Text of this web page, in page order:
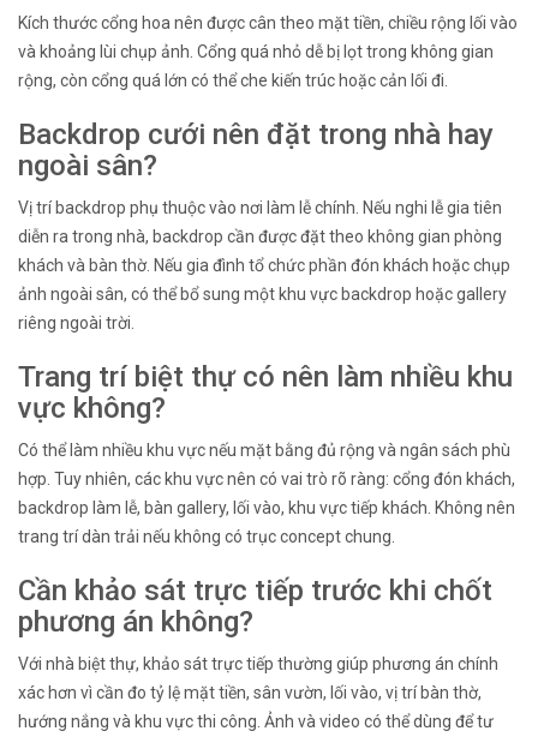
Kích thước cổng hoa nên được cân theo mặt tiền, chiều rộng lối vào
và khoảng lùi chụp ảnh. Cổng quá nhỏ dễ bị lọt trong không gian
rộng, còn cổng quá lớn có thể che kiến trúc hoặc cản lối đi.
Backdrop cưới nên đặt trong nhà hay
ngoài sân?
Vị trí backdrop phụ thuộc vào nơi làm lễ chính. Nếu nghi lễ gia tiên
diễn ra trong nhà, backdrop cần được đặt theo không gian phòng
khách và bàn thờ. Nếu gia đình tổ chức phần đón khách hoặc chụp
ảnh ngoài sân, có thể bổ sung một khu vực backdrop hoặc gallery
riêng ngoài trời.
Trang trí biệt thự có nên làm nhiều khu
vực không?
Có thể làm nhiều khu vực nếu mặt bằng đủ rộng và ngân sách phù
hợp. Tuy nhiên, các khu vực nên có vai trò rõ ràng: cổng đón khách,
backdrop làm lễ, bàn gallery, lối vào, khu vực tiếp khách. Không nên
trang trí dàn trải nếu không có trục concept chung.
Cần khảo sát trực tiếp trước khi chốt
phương án không?
Với nhà biệt thự, khảo sát trực tiếp thường giúp phương án chính
xác hơn vì cần đo tỷ lệ mặt tiền, sân vườn, lối vào, vị trí bàn thờ,
hướng nắng và khu vực thi công. Ảnh và video có thể dùng để tư